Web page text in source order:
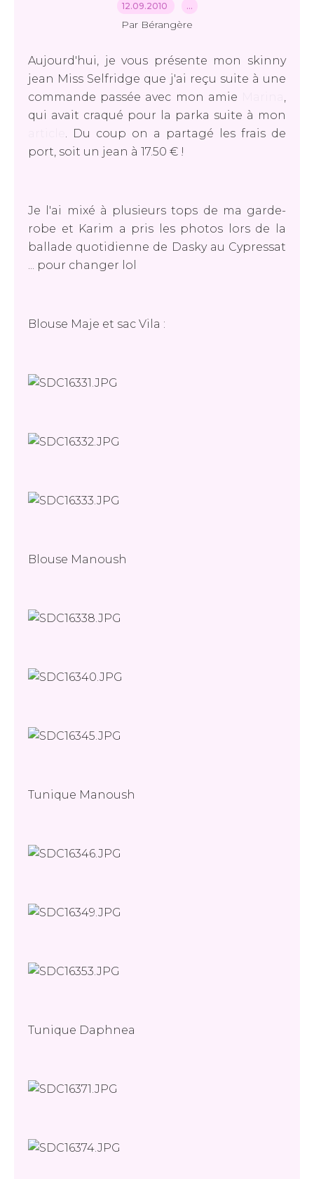
12.09.2010 …
Par Bérangère
Aujourd'hui, je vous présente mon skinny
jean Miss Selfridge que j'ai reçu suite à une
commande passée avec mon amie
,
qui avait craqué pour la parka suite à mon
. Du coup on a partagé les frais de
port, soit un jean à 17.50 € !
Je l'ai mixé à plusieurs tops de ma garde-
robe et Karim a pris les photos lors de la
ballade quotidienne de Dasky au Cypressat
... pour changer lol
Blouse Maje et sac Vila :
Blouse Manoush
Tunique Manoush
Tunique Daphnea